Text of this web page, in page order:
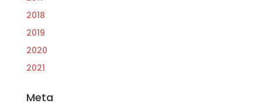
2018
2019
2020
2021
Meta